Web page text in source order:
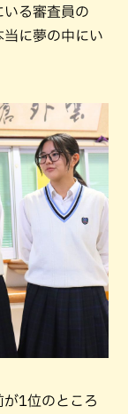
いる審査員の
に夢の中にい
が1位のところ